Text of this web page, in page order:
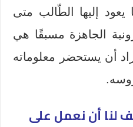
يعود إليها الطّالب متى
الجاهزة مسبقًا هي
أن يستحضر معلوماته
لنا أن نعمل على